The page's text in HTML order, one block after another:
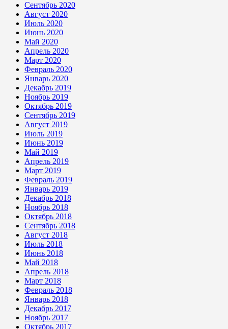
Сентябрь 2020
Август 2020
Июль 2020
Июнь 2020
Май 2020
Апрель 2020
Март 2020
Февраль 2020
Январь 2020
Декабрь 2019
Ноябрь 2019
Октябрь 2019
Сентябрь 2019
Август 2019
Июль 2019
Июнь 2019
Май 2019
Апрель 2019
Март 2019
Февраль 2019
Январь 2019
Декабрь 2018
Ноябрь 2018
Октябрь 2018
Сентябрь 2018
Август 2018
Июль 2018
Июнь 2018
Май 2018
Апрель 2018
Март 2018
Февраль 2018
Январь 2018
Декабрь 2017
Ноябрь 2017
Октябрь 2017